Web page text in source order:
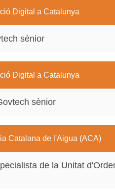
Digital a Catalunya
sènior
Digital a Catalunya
sènior
Catalana de l'Aigua (ACA)
de la Unitat